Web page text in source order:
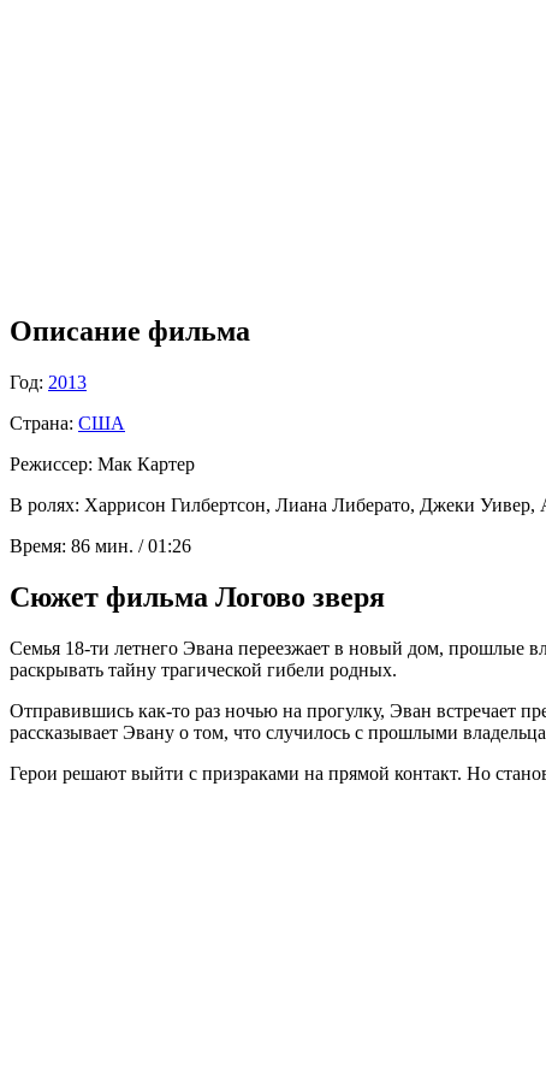
Описание фильма
Год: 2013
Страна: США
Режиссер: Мак Картер
В ролях: Харрисон Гилбертсон, Лиана Либерато, Джеки
Время: 86 мин. / 01:26
Сюжет фильма Логово зверя
Семья 18-ти летнего Эвана переезжает в новый дом, прошлые
раскрывать тайну трагической гибели родных.
Отправившись как-то раз ночью на прогулку, Эван
рассказывает Эвану о том, что случилось с прошлыми
Герои решают выйти с призраками на прямой контакт. Но